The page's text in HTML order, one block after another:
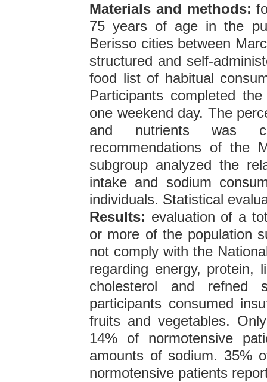
Materials and methods:
75 years of age in the
Berisso cities between
structured and self-
food list of habitual
Participants completed
one weekend day. The
and nutrients was
recommendations of the
subgroup analyzed the
intake and sodium
individuals. Statistical
Results: evaluation of a
or more of the population
not comply with the
regarding energy, protein,
cholesterol and
participants consumed
fruits and vegetables.
14% of normotensive
amounts of sodium. 35%
normotensive patients